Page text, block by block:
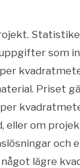
som
Priset
eller om
och
lägre